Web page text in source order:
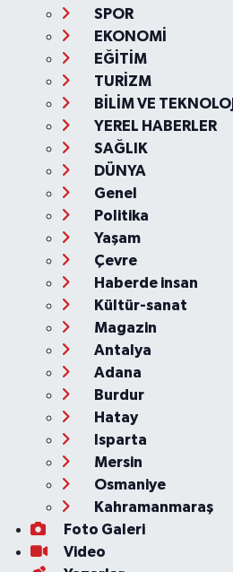
SPOR
EKONOMİ
EĞİTİM
TURİZM
BİLİM VE TEKNOLOJİ
YEREL HABERLER
SAĞLIK
DÜNYA
Genel
Politika
Yaşam
Çevre
Haberde insan
Kültür-sanat
Magazin
Antalya
Adana
Burdur
Hatay
Isparta
Mersin
Osmaniye
Kahramanmaraş
Foto Galeri
Video